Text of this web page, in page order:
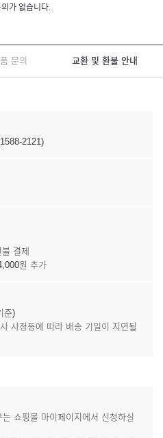
가 없습니다.
문의 교환 및 환불 안내
2121)
결제
원 추가
준)
사정등에 따라 배송 기일이 지연될
쇼핑몰 마이페이지에서 신청하실